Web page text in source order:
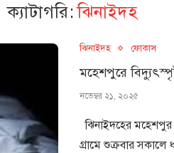
ক্যাটাগরি: ঝিনাইদহ
ঝিনাইদহ ফোকাস
মহেশপুরে
নভেম্বর ২১, ২০২৫
ঝিনাইদহের মহেশপুর
গ্রামে শুক্রবার সকালে